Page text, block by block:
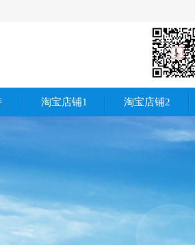
淘宝店铺1 淘宝店铺2